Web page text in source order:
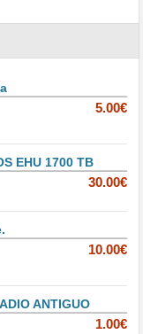
5.00€
EHU 1700 TB
30.00€
10.00€
ANTIGUO
1.00€